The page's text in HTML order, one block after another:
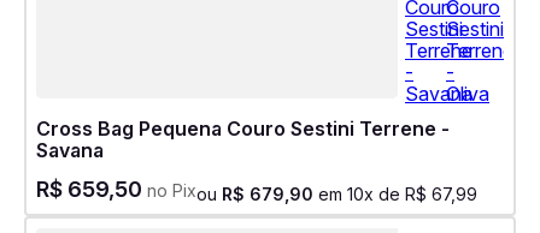
Cross Bag Pequena Couro Sestini Terrene -
Savana
R$ 659,50 no Pixou R$ 679 90 em 10x de R$ 67,99